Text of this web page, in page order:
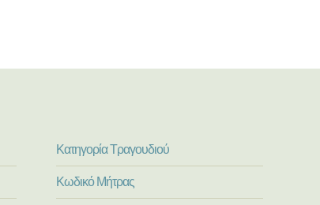
Κατηγορία Τραγουδιού
Κωδικό Μήτρας